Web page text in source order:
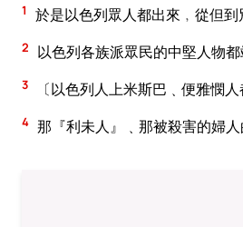
1 於是以色列眾人都出來﹐從但
2 以色列各族派眾民的中堅人物
3 〔以色列人上米斯巴﹑便雅憫
4 那『利未人』﹑那被殺害的婦